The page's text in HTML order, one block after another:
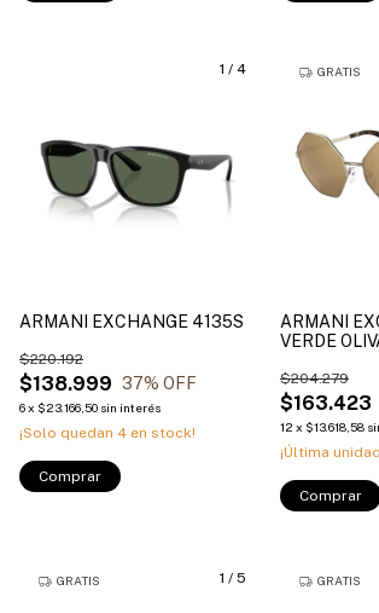
1 / 4
ARMANI EXCHANGE 4135S
$138.999
$220.192
37% OFF
6x $23.166,50 sin interés
¡Solo quedan 4 en stock!
Comprar
GRATIS
ARMANI
VERDE
$163.423
$204.279
12 x $13.618,58
¡Última
Comprar
1 / 5
GRATIS GRATIS